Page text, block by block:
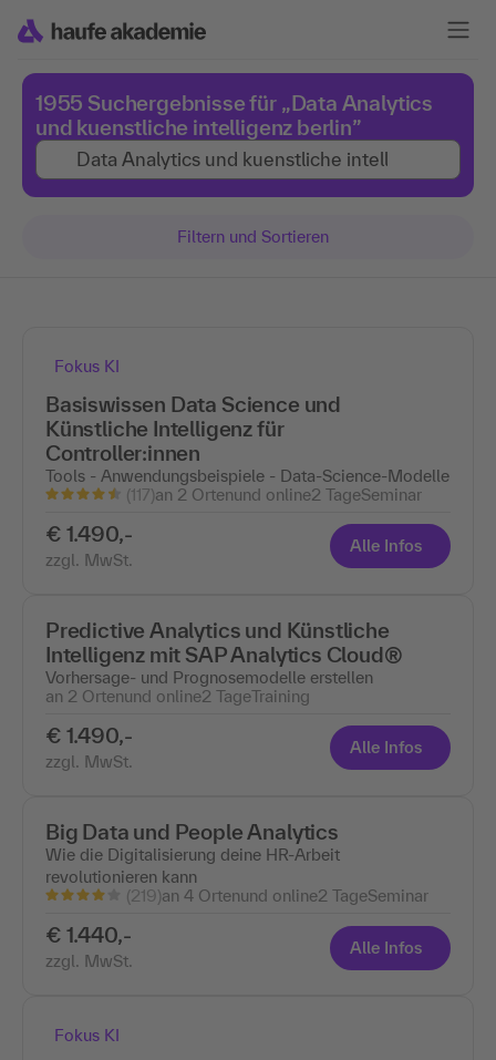
1955 Suchergebnisse für „Data Analytics
und kuenstliche intelligenz berlin”
Filtern und Sortieren
Fokus KI
Basiswissen Data Science und
Künstliche Intelligenz für
Controller:innen
Tools - Anwendungsbeispiele - Data-Science-Modelle
(117)an 2 Ortenund online2 TageSeminar
€ 1.490,-
zzgl. MwSt.
Alle Infos
Predictive Analytics und Künstliche
Intelligenz mit SAP Analytics Cloud®
Vorhersage- und Prognosemodelle erstellen
an 2 Ortenund online2 TageTraining
€ 1.490,-
zzgl. MwSt.
Alle Infos
Big Data und People Analytics
Wie die Digitalisierung deine HR-Arbeit
revolutionieren kann
(219)an 4 Ortenund online2 TageSeminar
€ 1.440,-
zzgl. MwSt.
Alle Infos
Fokus KI